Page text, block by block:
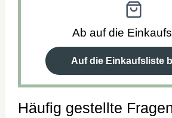
Ab auf die
Auf die Einkaufsliste
Häufig gestellte